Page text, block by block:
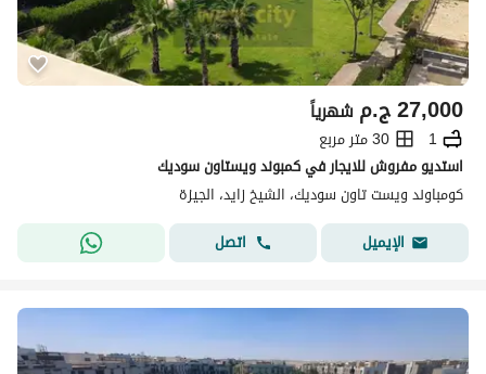
ج.م27,000 شهرياً
1
30 متر مربع
استديو مفروش للايجار في كمبوند ويستاون سوديك
كومباوند ويست تاون سوديك، الشيخ زايد، الجيزة
الإيميل
اتصل